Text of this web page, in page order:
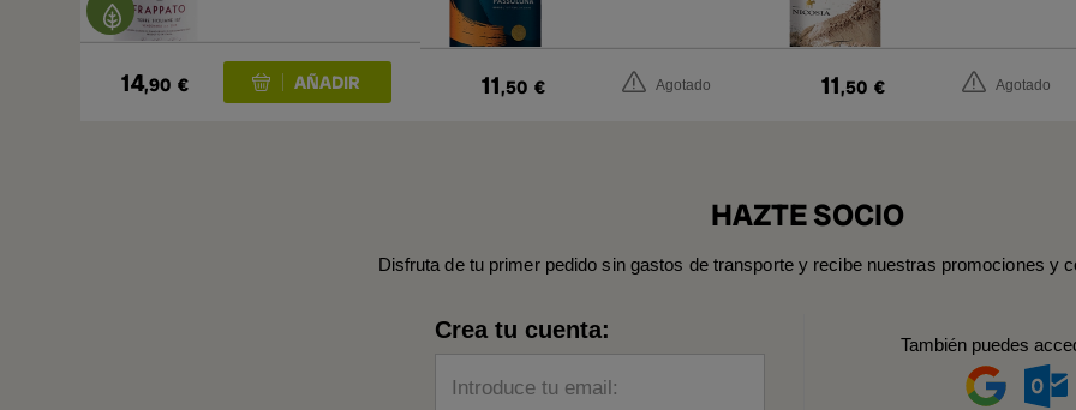
14,90 € 11,50 € Agotado 11,50 € Agotado
HAZTE SOCIO
Disfruta de tu primer pedido sin gastos de transporte y recibe nuestras promociones y
Crea tu cuenta:
Introduce tu email:
También puedes